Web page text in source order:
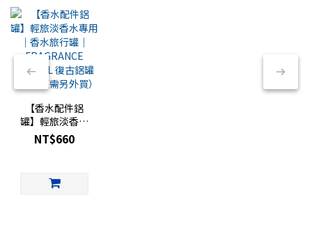
【香水配件鋁
罐】輕旅淡香水
專用｜香水旅行
罐｜
罐（玻璃罐需另
NT$660